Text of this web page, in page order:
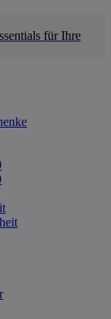
für Ihre